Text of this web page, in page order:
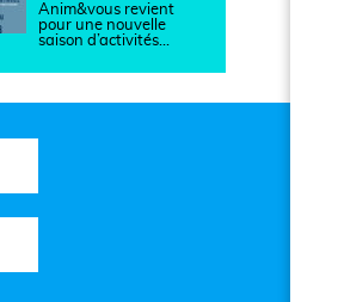
Anim&vous revient
pour une nouvelle
saison d’activités…